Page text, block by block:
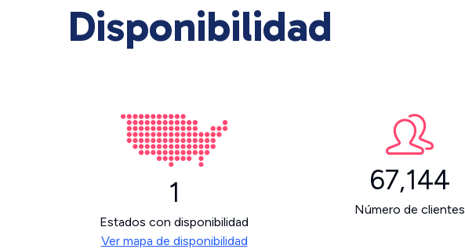
Disponibilidad
1
Estados con disponibilidad
Ver mapa de disponibilidad
67,144
Número de clientes